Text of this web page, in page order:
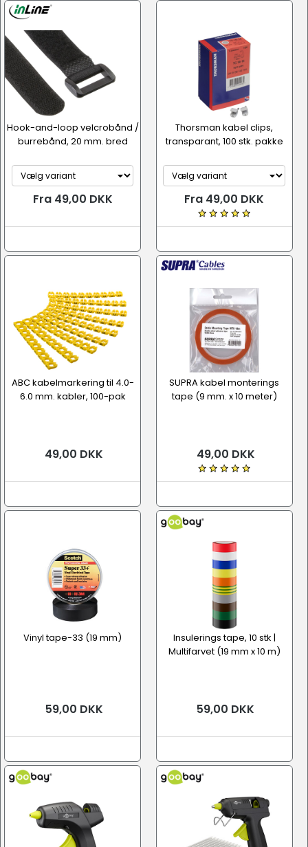
Hook-and-loop velcrobånd /
burrebånd, 20 mm. bred
Fra 49,00 DKK
Thorsman kabel clips,
transparant, 100 stk. pakke
Fra 49,00 DKK
ABC kabelmarkering til 4.0-
6.0 mm. kabler, 100-pak
49,00 DKK
SUPRA kabel monterings
tape (9 mm. x 10 meter)
49,00 DKK
Vinyl tape-33 (19 mm)
59,00 DKK
Insulerings tape, 10 stk |
Multifarvet (19 mm x 10 m)
59,00 DKK